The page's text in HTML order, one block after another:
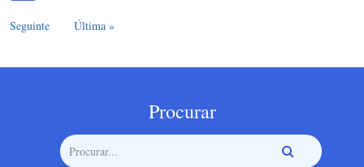
Seguinte Última página
Última »
Procurar